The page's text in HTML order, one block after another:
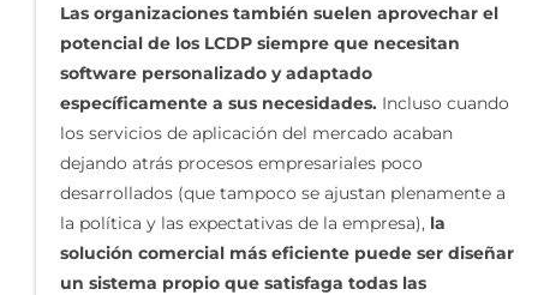
Las organizaciones también suelen aprovechar el
potencial de los LCDP siempre que necesitan
software personalizado y adaptado
específicamente a sus necesidades. Incluso cuando
los servicios de aplicación del mercado acaban
dejando atrás procesos empresariales poco
desarrollados (que tampoco se ajustan plenamente a
la política y las expectativas de la empresa), la
solución comercial más eficiente puede ser diseñar
un sistema propio que satisfaga todas las